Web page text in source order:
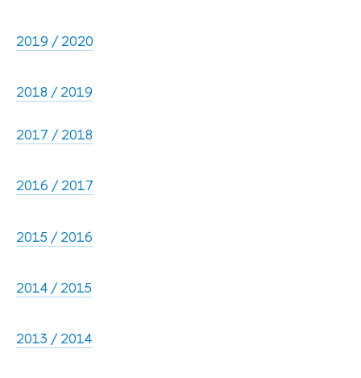
2019 / 2020
2018 / 2019
2017 / 2018
2016 / 2017
2015 / 2016
2014 / 2015
2013 / 2014